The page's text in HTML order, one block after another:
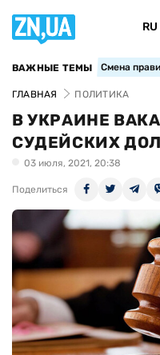
RU
ВАЖНЫЕ ТЕМЫ Смена
ГЛАВНАЯ ПОЛИТИКА
В УКРАИНЕ
СУДЕЙСКИХ
03 июля, 2021, 20:38
Поделиться